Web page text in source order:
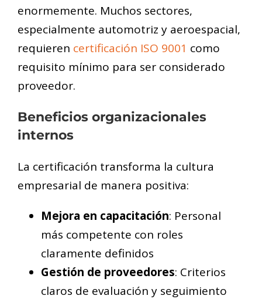
enormemente. Muchos sectores,
especialmente automotriz y aeroespacial,
requieren certificación ISO 9001 como
requisito mínimo para ser considerado
proveedor.
Beneficios organizacionales
internos
La certificación transforma la cultura
empresarial de manera positiva:
Mejora en capacitación: Personal
más competente con roles
claramente definidos
Gestión de proveedores: Criterios
claros de evaluación y seguimiento